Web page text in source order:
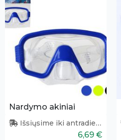
Nardymo akiniai
Išsiųsime iki antradienio
6,69 €